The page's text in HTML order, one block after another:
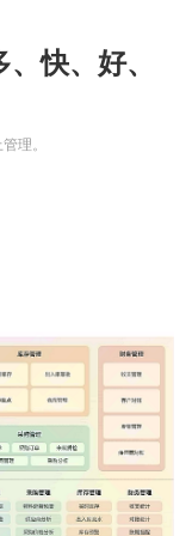
快、好、
理。